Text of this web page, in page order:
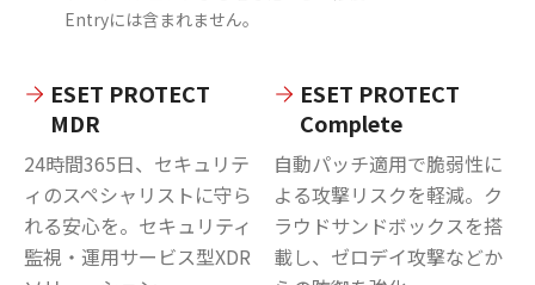
Entryには含まれません。
ESET PROTECT
MDR
24時間365日、セキュリテ
ィのスペシャリストに守ら
れる安心を。セキュリティ
監視・運用サービス型XDR
ESET PROTECT
Complete
自動パッチ適用で脆弱性に
よる攻撃リスクを軽減。ク
ラウドサンドボックスを搭
載し、ゼロデイ攻撃などか